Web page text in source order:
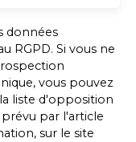
données
RGPD. Si vous ne
vous pouvez
liste d'opposition
par l'article
sur le site